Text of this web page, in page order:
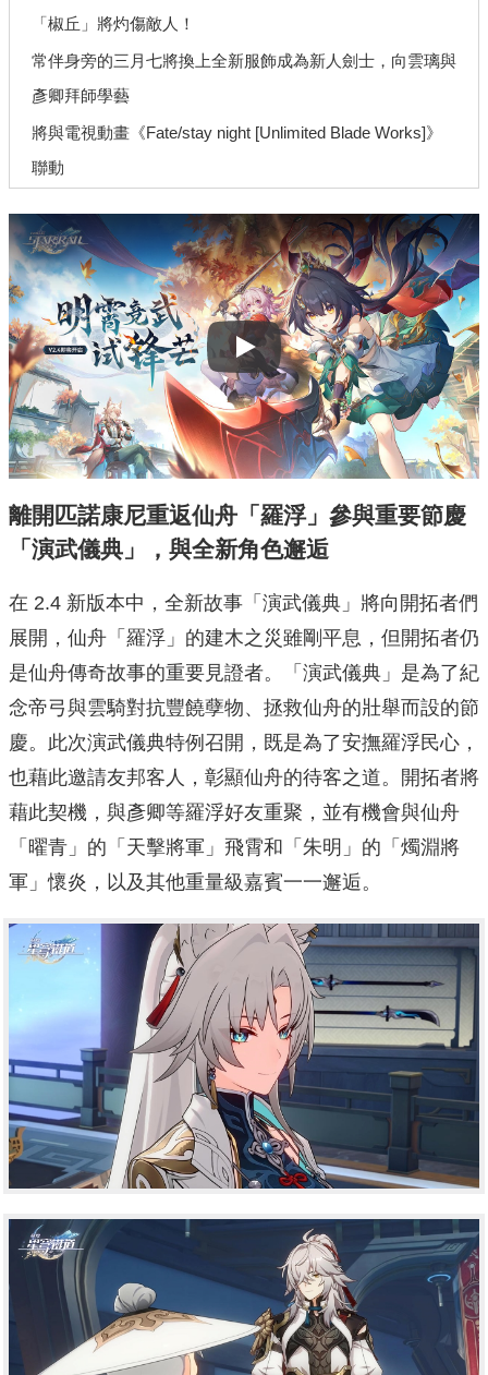
「椒丘」將灼傷敵人！
常伴身旁的三月七將換上全新服飾成為新人劍士，向雲璃與
彥卿拜師學藝
將與電視動畫《Fate/stay night [Unlimited Blade Works]》
聯動
Play
離開匹諾康尼重返仙舟「羅浮」參與重要節慶
「演武儀典」，與全新角色邂逅
在 2.4 新版本中，全新故事「演武儀典」將向開拓者們
展開，仙舟「羅浮」的建木之災雖剛平息，但開拓者仍
是仙舟傳奇故事的重要見證者。「演武儀典」是為了紀
念帝弓與雲騎對抗豐饒孽物、拯救仙舟的壯舉而設的節
慶。此次演武儀典特例召開，既是為了安撫羅浮民心，
也藉此邀請友邦客人，彰顯仙舟的待客之道。開拓者將
藉此契機，與彥卿等羅浮好友重聚，並有機會與仙舟
「曜青」的「天擊將軍」飛霄和「朱明」的「燭淵將
軍」懷炎，以及其他重量級嘉賓一一邂逅。